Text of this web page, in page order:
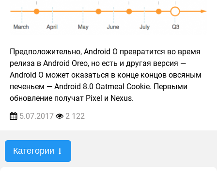
Предположительно, Android O превратится во время
релиза в Android Oreo, но есть и другая версия —
Android O может оказаться в конце концов овсяным
печеньем — Android 8.0 Oatmeal Cookie. Первыми
обновление получат Pixel и Nexus.
5.07.2017
2 122
Категории